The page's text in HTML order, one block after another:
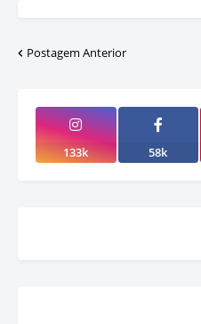
Postagem Anterior
133k 58k